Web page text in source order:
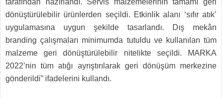
dönüştürülebilir ürünlerden seçildi. Etkinlik alanı ‘sıfır atık’
uygulamasına uygun şekilde tasarlandı. Dış mekân
branding çalışmaları minimumda tutuldu ve kullanılan tüm
malzeme geri dönüştürülebilir nitelikte seçildi. MARKA
2022’nin tüm atığı ayrıştırılarak geri dönüşüm merkezine
gönderildi” ifadelerini kullandı.